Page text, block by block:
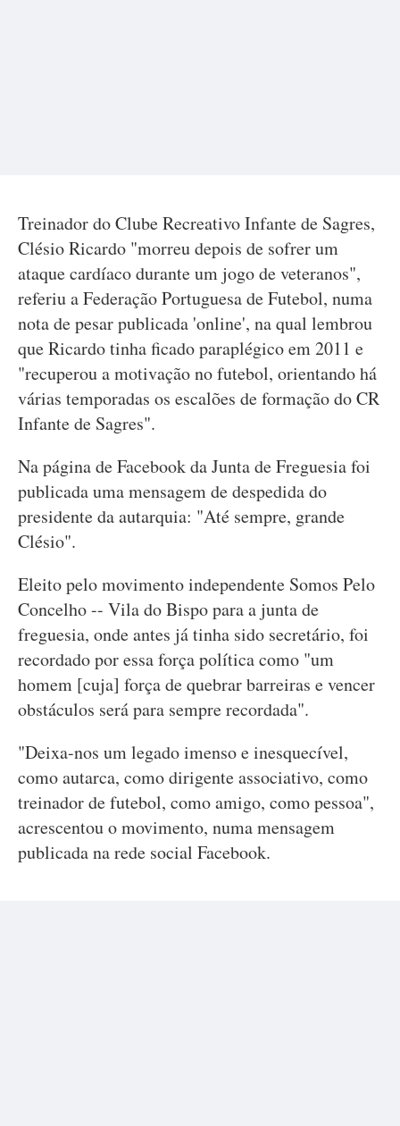
Treinador do Clube Recreativo Infante de Sagres,
Clésio Ricardo "morreu depois de sofrer um
ataque cardíaco durante um jogo de veteranos",
referiu a Federação Portuguesa de Futebol, numa
nota de pesar publicada 'online', na qual lembrou
que Ricardo tinha ficado paraplégico em 2011 e
"recuperou a motivação no futebol, orientando há
várias temporadas os escalões de formação do CR
Infante de Sagres".
Na página de Facebook da Junta de Freguesia foi
publicada uma mensagem de despedida do
presidente da autarquia: "Até sempre, grande
Clésio".
Eleito pelo movimento independente Somos Pelo
Concelho -- Vila do Bispo para a junta de
freguesia, onde antes já tinha sido secretário, foi
recordado por essa força política como "um
homem [cuja] força de quebrar barreiras e vencer
obstáculos será para sempre recordada".
"Deixa-nos um legado imenso e inesquecível,
como autarca, como dirigente associativo, como
treinador de futebol, como amigo, como pessoa",
acrescentou o movimento, numa mensagem
publicada na rede social Facebook.